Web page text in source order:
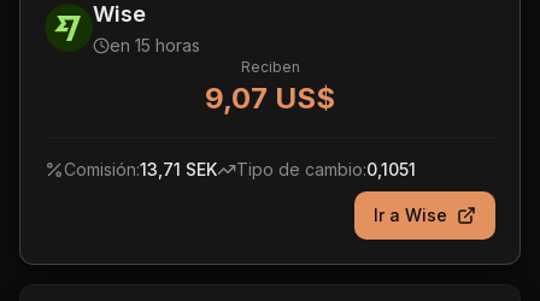
Wise
en 15 horas
Reciben
9,07 US$
Comisión:13,71 SEK Tipo de cambio:0,1051
Ir a Wise